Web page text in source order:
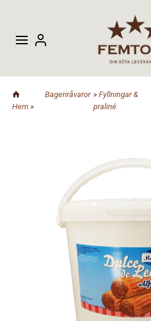
Hem »
Bageriråvaror »Fyllningar &
praliné